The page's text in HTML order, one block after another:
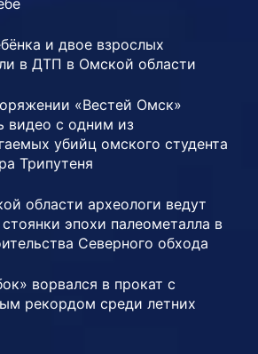
и двое взрослых
в ДТП в Омской области
«Вестей Омск»
видео с одним из
убийц омского студента
Трипутеня
области археологи ведут
эпохи палеометалла в
Северного обхода
ворвался в прокат с
рекордом среди летних